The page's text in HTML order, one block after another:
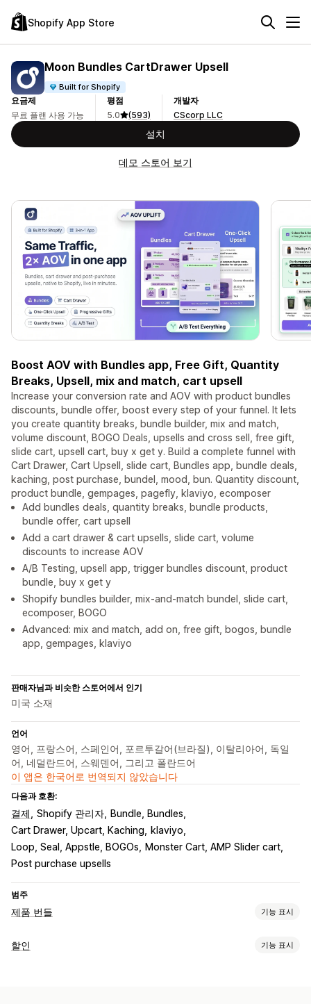
Shopify App Store
Moon Bundles CartDrawer Upsell
Built for Shopify
요금제
무료 플랜 사용 가능
평점
5.0
(593)
개발자
CScorp LLC
설치
데모 스토어 보기
Boost AOV with Bundles app, Free Gift, Quantity
Breaks, Upsell, mix and match, cart upsell
Increase your conversion rate and AOV with product bundles
discounts, bundle offer, boost every step of your funnel. It lets
you create quantity breaks, bundle builder, mix and match,
volume discount, BOGO Deals, upsells and cross sell, free gift,
slide cart, upsell cart, buy x get y. Build a complete funnel with
Cart Drawer, Cart Upsell, slide cart, Bundles app, bundle deals,
kaching, post purchase, bundel, mood, bun. Quantity discount,
product bundle, gempages, pagefly, klaviyo, ecomposer
Add bundles deals, quantity breaks, bundle products,
bundle offer, cart upsell
Add a cart drawer & cart upsells, slide cart, volume
discounts to increase AOV
A/B Testing, upsell app, trigger bundles discount, product
bundle, buy x get y
Shopify bundles builder, mix-and-match bundel, slide cart,
ecomposer, BOGO
Advanced: mix and match, add on, free gift, bogos, bundle
app, gempages, klaviyo
판매자님과 비슷한 스토어에서 인기
미국 소재
언어
영어, 프랑스어, 스페인어, 포르투갈어(브라질), 이탈리아어, 독일
어, 네덜란드어, 스웨덴어, 그리고 폴란드어
이 앱은 한국어로 번역되지 않았습니다
다음과 호환:
결제 Shopify 관리자
Bundle, Bundles
Cart Drawer, Upcart, Kaching
klaviyo
Loop, Seal, Appstle, BOGOs
Monster Cart, AMP Slider cart
Post purchase upsells
범주
제품 번들 기능 표시
번들 유형
할인 기능 표시